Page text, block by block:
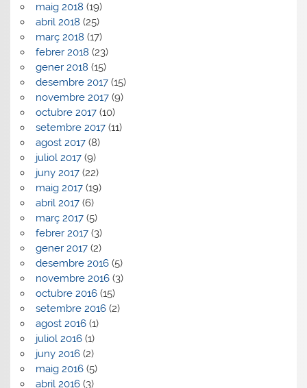
maig 2018 (19)
abril 2018 (25)
març 2018 (17)
febrer 2018 (23)
gener 2018 (15)
desembre 2017(15)
novembre 2017(9)
octubre 2017(10)
setembre 2017(11)
agost 2017(8)
juliol 2017(9)
juny 2017(22)
maig 2017(19)
abril 2017(6)
març 2017(5)
febrer 2017(3)
gener 2017(2)
desembre 2016(5)
novembre 2016(3)
octubre 2016(15)
setembre 2016(2)
agost 2016(1)
juliol 2016(1)
juny 2016(2)
maig 2016(5)
abril 2016(3)